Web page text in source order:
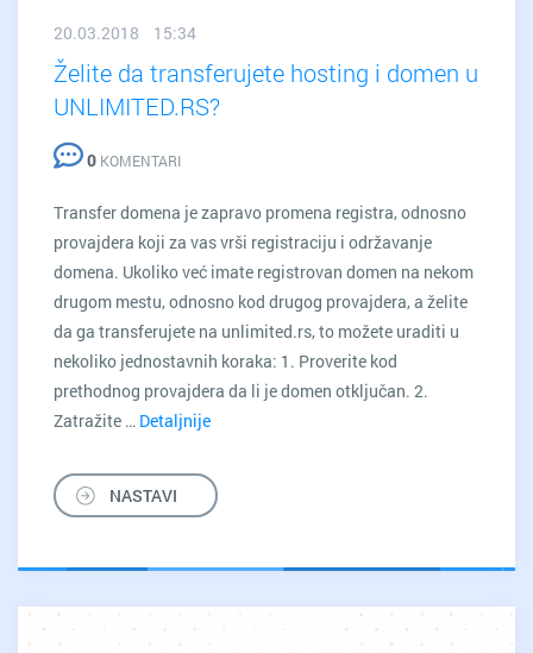
20.03.2018 15:34
Želite da transferujete hosting i domen u
UNLIMITED.RS?
0 KOMENTARI
Transfer domena je zapravo promena registra, odnosno
provajdera koji za vas vrši registraciju i održavanje
domena. Ukoliko već imate registrovan domen na nekom
drugom mestu, odnosno kod drugog provajdera, a želite
da ga transferujete na unlimited.rs, to možete uraditi u
nekoliko jednostavnih koraka: 1. Proverite kod
prethodnog provajdera da li je domen otključan. 2.
Zatražite … Detaljnije
transferujete
hosting
domen
UNLIMITED.RS?
NASTAVI